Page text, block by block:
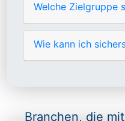
Welche Zielgruppe
Wie kann ich
Branchen, die mit